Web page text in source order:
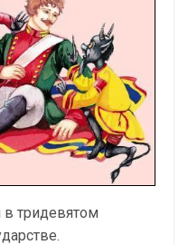
в тридевятом